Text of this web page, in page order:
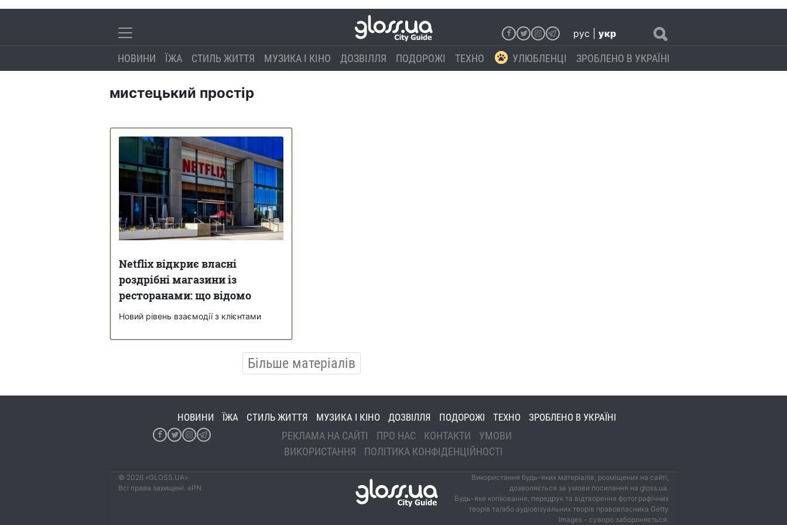
рус укр
НОВИНИ ЇЖА СТИЛЬ ЖИТТЯ МУЗИКА І КІНО ДОЗВІЛЛЯ ПОДОРОЖІ ТЕХНО УЛЮБЛЕНЦІ ЗРОБЛЕНО В УКРАЇНІ
мистецький простір
Netflix відкриє власні
роздрібні магазини із
ресторанами: що відомо
Новий рівень взаємодії з клієнтами
Більше матеріалів
НОВИНИ ЇЖА СТИЛЬ ЖИТТЯ МУЗИКА І КІНО ДОЗВІЛЛЯ ПОДОРОЖІ ТЕХНО ЗРОБЛЕНО В УКРАЇНІ
РЕКЛАМА НА САЙТІ ПРО НАС КОНТАКТИ
УМОВИ
ВИКОРИСТАННЯ
ПОЛІТИКА КОНФІДЕНЦІЙНОСТІ
© 2026 «GLOSS.UA»
Всі права захищені. ePN
Використання будь-яких матеріалів, розміщених на сайті,
дозволяється за умови посилання на gloss.ua.
Будь-яке копіювання, передрук та відтворення фотографічних
творів та/або аудіовізуальних творів правовласника Getty
Images - суворо забороняється.